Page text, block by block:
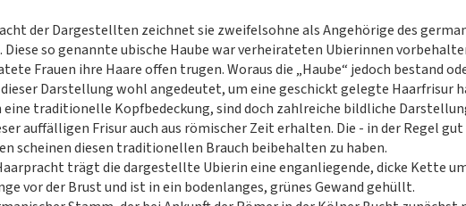
der Dargestellten zeichnet sie zweifelsohne als Angehörige des
Diese so genannte ubische Haube war verheirateten Ubierinnen
Frauen ihre Haare offen trugen. Woraus die „Haube“ jedoch bestand
Darstellung wohl angedeutet, um eine geschickt gelegte Haarfrisur
eine traditionelle Kopfbedeckung, sind doch zahlreiche bildliche
auffälligen Frisur auch aus römischer Zeit erhalten. Die - in der Regel gut
scheinen diesen traditionellen Brauch beibehalten zu haben.
trägt die dargestellte Ubierin eine enganliegende, dicke Kette
vor der Brust und ist in ein bodenlanges, grünes Gewand gehüllt.